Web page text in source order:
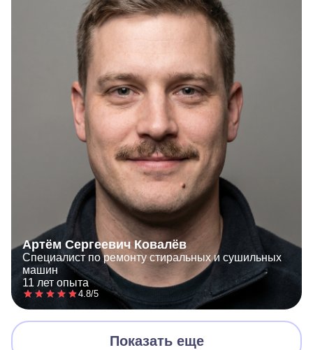
Артём Сергеевич Ковалёв
Специалист по ремонту стиральных и сушильных
машин
11 лет опыта
4.8/5
Показать еще